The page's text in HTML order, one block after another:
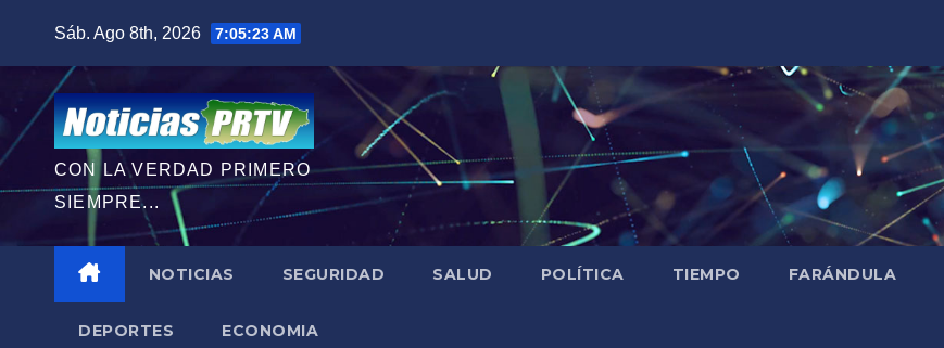
contenido
Sáb. Ago 8th, 2026 7:05:24 AM
CON LA VERDAD PRIMERO
SIEMPRE...
NOTICIAS SEGURIDAD SALUD POLÍTICA TIEMPO FARÁNDULA
DEPORTES ECONOMIA